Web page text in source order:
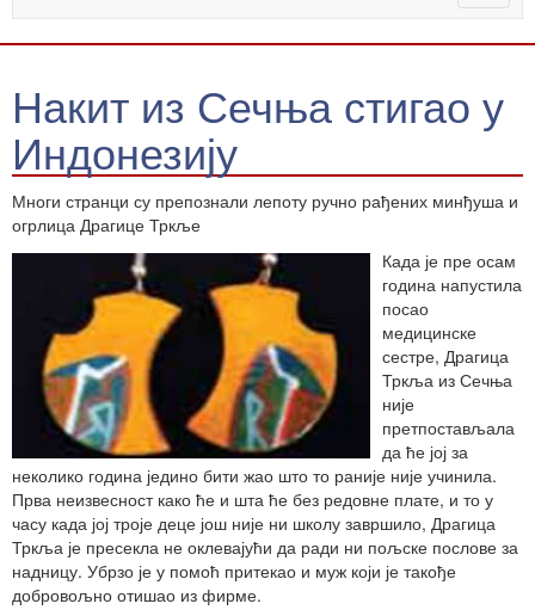
Накит из Сечња стигао у
Индонезију
Многи странци су препознали лепоту ручно рађених минђуша и
огрлица Драгице Тркље
Када је пре осам
година напустила
посао
медицинске
сестре, Драгица
Тркља из Сечња
није
претпостављала
да ће јој за
неколико година једино бити жао што то раније није учинила.
Прва неизвесност како ће и шта ће без редовне плате, и то у
часу када јој троје деце још није ни школу завршило, Драгица
Тркља је пресекла не оклевајући да ради ни пољске послове за
надницу. Убрзо је у помоћ притекао и муж који је такође
добровољно отишао из фирме.